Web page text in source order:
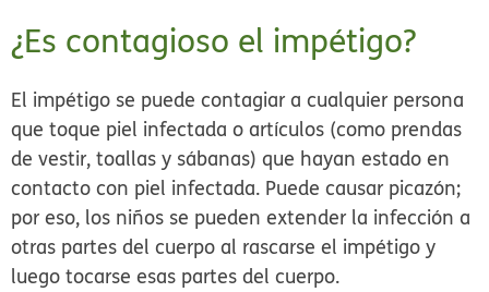
¿Es contagioso el impétigo?
El impétigo se puede contagiar a cualquier persona
que toque piel infectada o artículos (como prendas
de vestir, toallas y sábanas) que hayan estado en
contacto con piel infectada. Puede causar picazón;
por eso, los niños se pueden extender la infección a
otras partes del cuerpo al rascarse el impétigo y
luego tocarse esas partes del cuerpo.